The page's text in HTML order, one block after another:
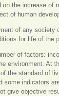
the increase of
of human
of any society
for life of the
of factors:
environment. At
the standard of
some indicators
give objective